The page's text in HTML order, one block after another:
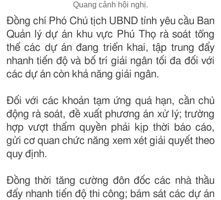
Quang cảnh hội nghị.
Đồng chí Phó Chủ tịch UBND tỉnh yêu cầu Ban
Quản lý dự án khu vực Phú Thọ rà soát tổng
thể các dự án đang triển khai, tập trung đẩy
nhanh tiến độ và bố trí giải ngân tối đa đối với
các dự án còn khả năng giải ngân.
Đối với các khoản tạm ứng quá hạn, cần chủ
động rà soát, đề xuất phương án xử lý; trường
hợp vượt thẩm quyền phải kịp thời báo cáo,
gửi cơ quan chức năng xem xét giải quyết theo
quy định.
Đồng thời tăng cường đôn đốc các nhà thầu
đẩy nhanh tiến độ thi công; bám sát các dự án